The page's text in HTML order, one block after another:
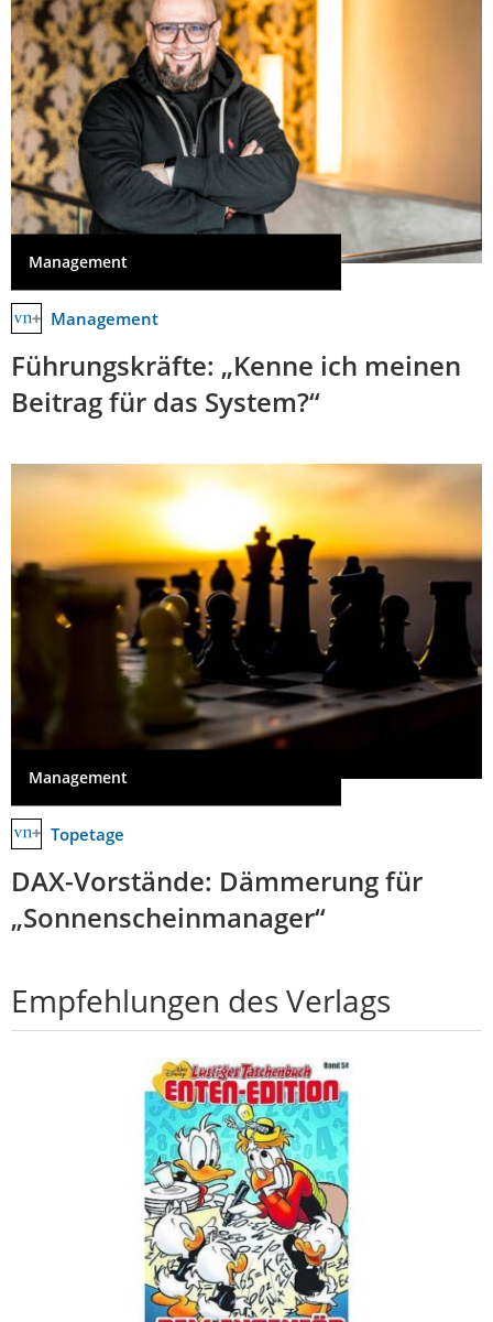
Management
Management
Führungskräfte: „Kenne ich meinen
Beitrag für das System?“
Management
Topetage
DAX-Vorstände: Dämmerung für
„Sonnenscheinmanager“
Empfehlungen des Verlags